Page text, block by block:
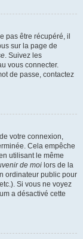
pas être récupéré, il
sur la page de
. Suivez les
vous connecter.
de passe, contactez
votre connexion,
Cela empêche
utilisant le même
de moi lors de la
ordinateur public pour
Si vous ne voyez
a désactivé cette